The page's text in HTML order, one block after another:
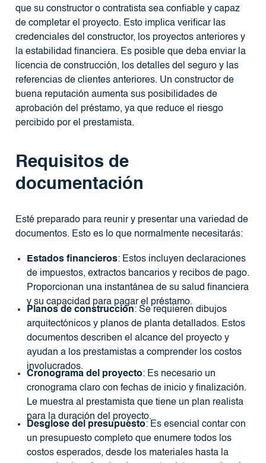
que su constructor o contratista sea confiable y capaz
de completar el proyecto. Esto implica verificar las
credenciales del constructor, los proyectos anteriores y
la estabilidad financiera. Es posible que deba enviar la
licencia de construcción, los detalles del seguro y las
referencias de clientes anteriores. Un constructor de
buena reputación aumenta sus posibilidades de
aprobación del préstamo, ya que reduce el riesgo
percibido por el prestamista.
Requisitos de
documentación
Esté preparado para reunir y presentar una variedad de
documentos. Esto es lo que normalmente necesitarás:
Estados financieros: Estos incluyen declaraciones
de impuestos, extractos bancarios y recibos de pago.
Proporcionan una instantánea de su salud financiera
y su capacidad para pagar el préstamo.
Planos de construcción: Se requieren dibujos
arquitectónicos y planos de planta detallados. Estos
documentos describen el alcance del proyecto y
ayudan a los prestamistas a comprender los costos
involucrados.
Cronograma del proyecto: Es necesario un
cronograma claro con fechas de inicio y finalización.
Le muestra al prestamista que tiene un plan realista
para la duración del proyecto.
Desglose del presupuesto: Es esencial contar con
un presupuesto completo que enumere todos los
costos esperados, desde los materiales hasta la